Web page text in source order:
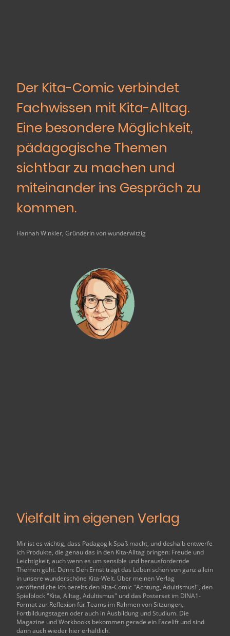
Der Kita-Comic verbindet
Fachwissen mit Kita-Alltag.
Eine besondere Möglichkeit,
pädagogische Themen
sichtbar zu machen und
miteinander ins Gespräch zu
kommen.
Hannah Winkler, Gründerin von wunderwitzig
Vielfalt im eigenen Verlag
Mir ist es wichtig, dass Pädagogik Spaß macht, und deshalb entwerfe
ich Produkte, die genau das in den Kita-Alltag bringen: Freude und
Leichtigkeit, auch wenn es um sensible und herausfordernde
Themen geht. Denn: Den Ernst trägt das Leben schon von ganz allein
in unsere wunderschöne Kita-Welt. Über meinen Verlag
veröffentliche ich bereits den Kita-Comic "Achtung, Adultismus!", den
Spielblock "Kita, Alltag, Adultismus" und das Posterset im DINA1-
Format zur Reflexion für Teams im Rahmen von Sitzungen,
Fortbildungstagen oder auch in Ausbildung und Studium. Die
Magazine und Workbooks bekommen gerade ein Facelift und sind
dann auch wieder hier erhältlich.